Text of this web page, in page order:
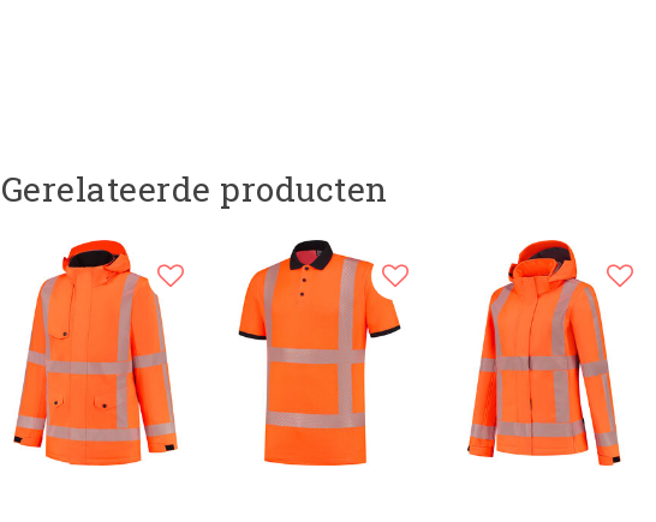
Gerelateerde producten